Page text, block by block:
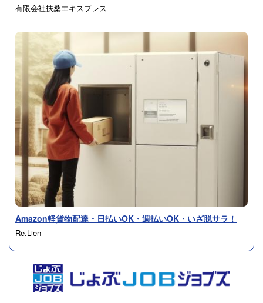
有限会社扶桑エキスプレス
Amazon軽貨物配達・日払いOK・週払いOK・いざ脱サラ！
Re.Lien